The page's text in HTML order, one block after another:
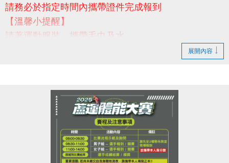
請務必於指定時間內攜帶證件完成報到
【溫馨小提醒】
請著運動服裝、攜帶毛巾及水
若有相關問題，請撥打03-2639066 #301 #302 洽詢
展開內容